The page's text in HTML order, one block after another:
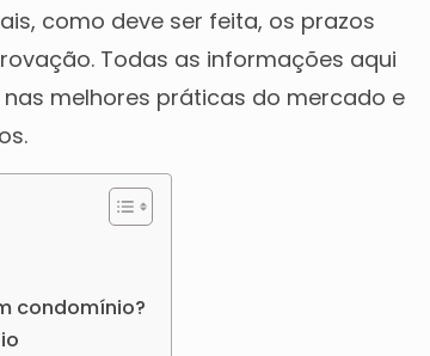
como deve ser feita, os prazos
Todas as informações aqui
melhores práticas do mercado e
condomínio?